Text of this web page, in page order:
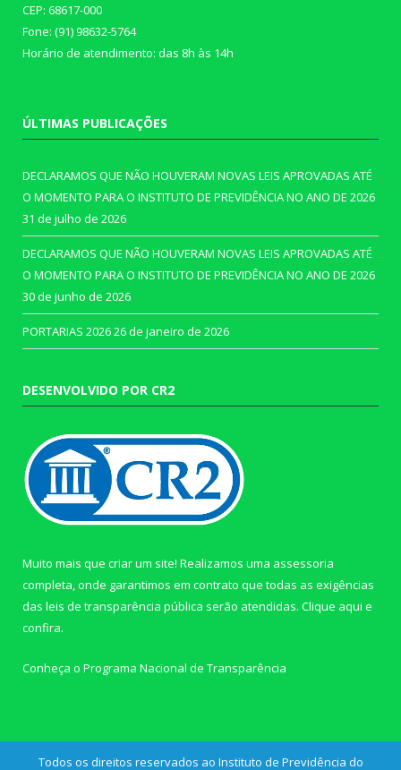
CEP: 68617-000
Fone: (91) 98632-5764
Horário de atendimento: das 8h às 14h
ÚLTIMAS PUBLICAÇÕES
DECLARAMOS QUE NÃO HOUVERAM NOVAS LEIS APROVADAS ATÉ
O MOMENTO PARA O INSTITUTO DE PREVIDÊNCIA NO ANO DE 2026
31 de julho de 2026
DECLARAMOS QUE NÃO HOUVERAM NOVAS LEIS APROVADAS ATÉ
O MOMENTO PARA O INSTITUTO DE PREVIDÊNCIA NO ANO DE 2026
30 de junho de 2026
PORTARIAS 202626 de janeiro de 2026
DESENVOLVIDO POR CR2
Muito mais que criar um site! Realizamos uma assessoria
completa, onde garantimos em contrato que todas as exigências
das leis de transparência pública serão atendidas. Clique aqui e
confira.
Conheça o Programa Nacional de Transparência
Todos os direitos reservados ao Instituto de Previdência do